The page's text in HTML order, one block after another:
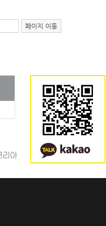
페이지 이동